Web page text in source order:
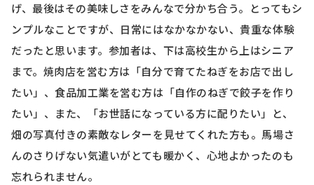
げ、最後はその美味しさをみんなで分かち合う。とってもシ
ンプルなことですが、日常にはなかなかない、貴重な体験
だったと思います。参加者は、下は高校生から上はシニア
まで。焼肉店を営む方は「自分で育てたねぎをお店で出し
たい」、食品加工業を営む方は「自作のねぎで餃子を作り
たい」、また、「お世話になっている方に配りたい」と、
畑の写真付きの素敵なレターを見せてくれた方も。馬場さ
んのさりげない気遣いがとても暖かく、心地よかったのも
忘れられません。